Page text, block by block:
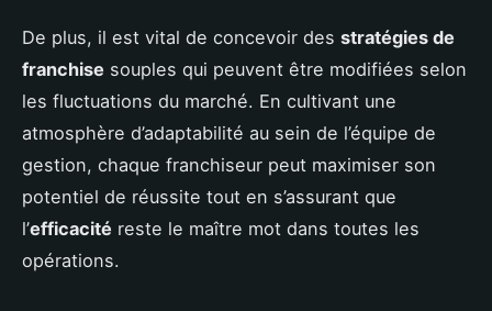
De plus, il est vital de concevoir des stratégies de
franchise souples qui peuvent être modifiées selon
les fluctuations du marché. En cultivant une
atmosphère d’adaptabilité au sein de l’équipe de
gestion, chaque franchiseur peut maximiser son
potentiel de réussite tout en s’assurant que
l’efficacité reste le maître mot dans toutes les
opérations.